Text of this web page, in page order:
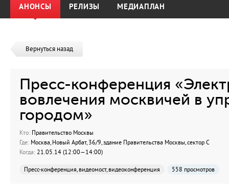
АНОНСЫ РЕЛИЗЫ МЕДИАПЛАН
Вернуться назад
Пресс-конференция
вовлечения москвичей в
городом»
Кто: Правительство Москвы
Где: Москва, Новый Арбат, 36/9, здание Правительства Москвы, сектор С
Когда: 21.05.14 (12:00—14:00)
Пресс-конференция, видеомост, видеоконференция 558 просмотров